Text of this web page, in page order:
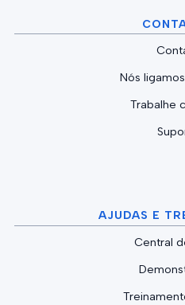
Nós
Trabalhe
AJUDAS E
Central